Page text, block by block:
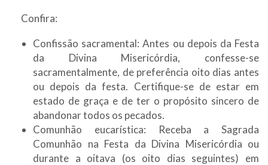
Confira:
Confissão sacramental: Antes ou depois da Festa
da Divina Misericórdia, confesse-se
sacramentalmente, de preferência oito dias antes
ou depois da festa. Certifique-se de estar em
estado de graça e de ter o propósito sincero de
abandonar todos os pecados.
Comunhão eucarística: Receba a Sagrada
Comunhão na Festa da Divina Misericórdia ou
durante a oitava (os oito dias seguintes) em